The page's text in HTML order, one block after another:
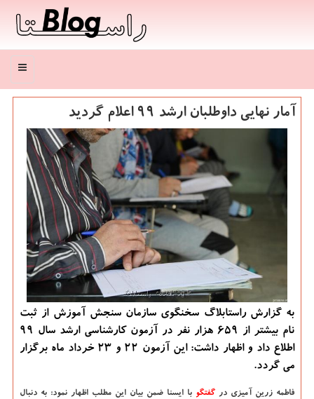
منو
آمار نهایی داوطلبان ارشد ۹۹ اعلام گردید
به گزارش راستابلاگ سخنگوی سازمان سنجش آموزش از ثبت
نام بیشتر از ۶۵۹ هزار نفر در آزمون كارشناسی ارشد سال ۹۹
اطلاع داد و اظهار داشت: این آزمون ۲۲ و ۲۳ خرداد ماه برگزار
می گردد.
فاطمه زرین آمیزی در گفتگو با ایسنا ضمن بیان این مطلب اظهار نمود: به دنبال